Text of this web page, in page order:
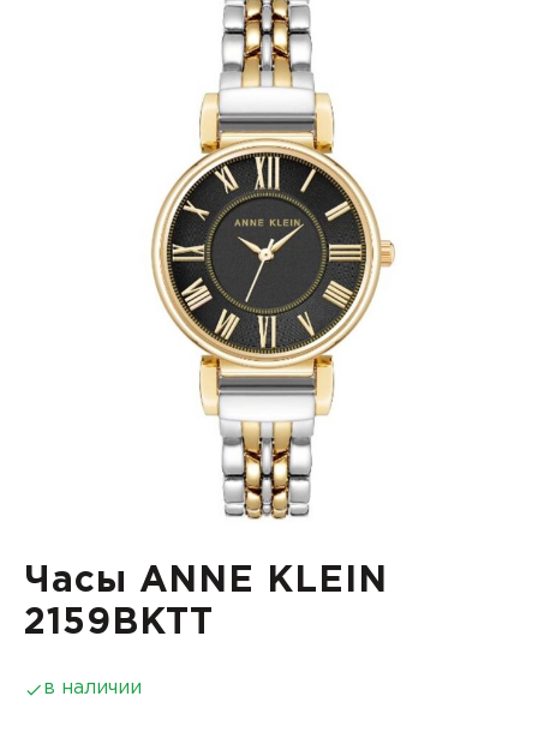
Часы ANNE KLEIN
2159BKTT
в наличии